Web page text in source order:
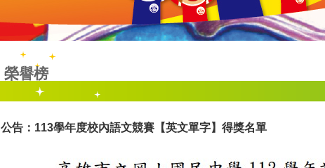
榮譽榜
公告：113學年度校內語文競賽【英文單字】得獎名單